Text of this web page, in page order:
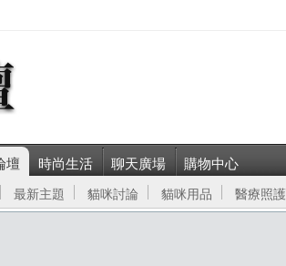
壇 時尚生活 聊天廣場 購物中心
最新主題 貓咪討論 貓咪用品 醫療照護